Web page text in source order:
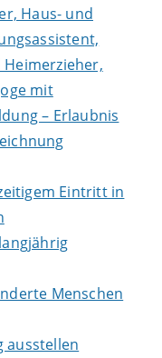
Haus- und
Heimerzieher,
mit
– Erlaubnis
Eintritt in
Menschen
ausstellen